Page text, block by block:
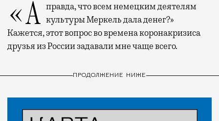
«А правда, что всем немецким деятелям культуры Меркель дала денег?»
Кажется, этот вопрос во времена коронакризиса
друзья из России задавали мне чаще всего.
ПРОДОЛЖЕНИЕ НИЖЕ